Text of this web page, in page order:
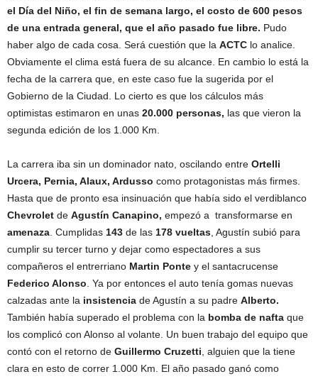
el Día del Niño, el fin de semana largo, el costo de 600 pesos
de una entrada general, que el año pasado fue libre. Pudo
haber algo de cada cosa. Será cuestión que la ACTC lo analice.
Obviamente el clima está fuera de su alcance. En cambio lo está la
fecha de la carrera que, en este caso fue la sugerida por el
Gobierno de la Ciudad. Lo cierto es que los cálculos más
optimistas estimaron en unas 20.000 personas, las que vieron la
segunda edición de los 1.000 Km.
La carrera iba sin un dominador nato, oscilando entre Ortelli
Urcera, Pernia, Alaux, Ardusso como protagonistas más firmes.
Hasta que de pronto esa insinuación que había sido el verdiblanco
Chevrolet de Agustín Canapino, empezó a transformarse en
amenaza . Cumplidas 143 de las 178 vueltas , Agustín subió para
cumplir su tercer turno y dejar como espectadores a sus
compañeros el entrerriano Martin Ponte y el santacrucense
Federico Alonso . Ya por entonces el auto tenía gomas nuevas
calzadas ante la insistencia de Agustín a su padre Alberto.
También había superado el problema con la bomba de nafta que
los complicó con Alonso al volante. Un buen trabajo del equipo que
contó con el retorno de Guillermo Cruzetti , alguien que la tiene
clara en esto de correr 1.000 Km. El año pasado ganó como